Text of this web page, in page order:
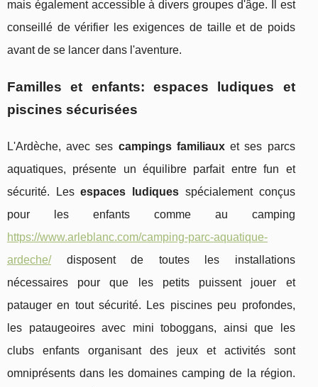
mais également accessible à divers groupes d'âge. Il est
conseillé de vérifier les exigences de taille et de poids
avant de se lancer dans l'aventure.
Familles et enfants: espaces ludiques et
piscines sécurisées
L'Ardèche, avec ses campings familiauxet ses parcs
aquatiques, présente un équilibre parfait entre fun et
sécurité. Lesespaces ludiques spécialement conçus
pour les enfants comme au camping
https://www.arleblanc.com/camping-parc-aquatique-
ardeche/disposent de toutes les installations
nécessaires pour que les petits puissent jouer et
patauger en tout sécurité. Les piscines peu profondes,
les pataugeoires avec mini toboggans, ainsi que les
clubs enfants organisant des jeux et activités sont
omniprésents dans les domaines camping de la région.